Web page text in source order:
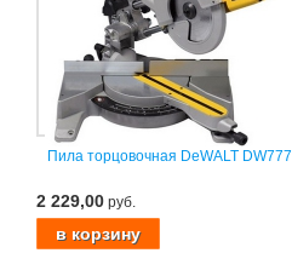
Пила торцовочная DeWALT DW777
2 229,00 руб.